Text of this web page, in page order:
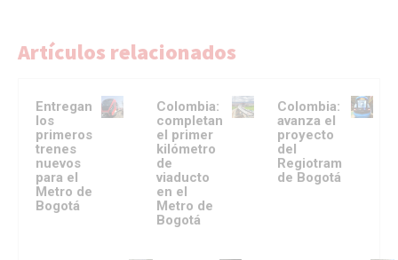
Artículos relacionados
Entregan
los
primeros
trenes
nuevos
para el
Metro de
Bogotá
Colombia:
completan
el primer
kilómetro
de
viaducto
en el
Metro de
Bogotá
Colombia:
avanza el
proyecto
del
Regiotram
de Bogotá